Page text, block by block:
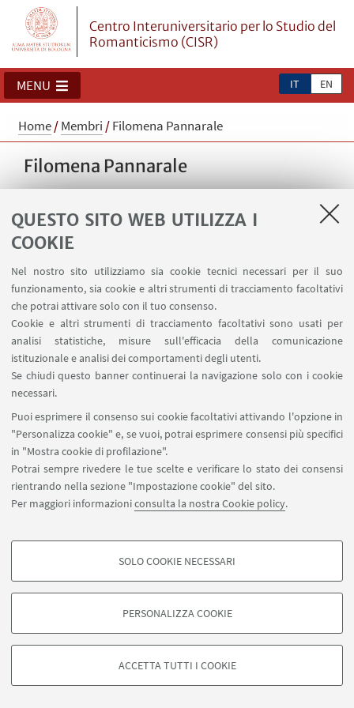
QUESTO SITO WEB UTILIZZA I
COOKIE
Nel nostro sito utilizziamo sia cookie tecnici necessari per il suo
funzionamento, sia cookie e altri strumenti di tracciamento facoltativi
che potrai attivare solo con il tuo consenso.
Cookie e altri strumenti di tracciamento facoltativi sono usati per
analisi statistiche, misure sull'efficacia della comunicazione
istituzionale e analisi dei comportamenti degli utenti.
Se chiudi questo banner continuerai la navigazione solo con i cookie
necessari.
Puoi esprimere il consenso sui cookie facoltativi attivando l'opzione in
"Personalizza cookie" e, se vuoi, potrai esprimere consensi più specifici
in "Mostra cookie di profilazione".
Potrai sempre rivedere le tue scelte e verificare lo stato dei consensi
rientrando nella sezione "Impostazione cookie" del sito.
Per maggiori informazioniconsulta la nostra Cookie policy.
COOKIE DI PROFILAZIONE - FACOLTATIVI
degli utenti, creare profili in base al loro comportamento sul sito, per analisi
di marketing.
Google/Youtube Video
SOLO COOKIE NECESSARI
PERSONALIZZA COOKIE
ACCETTA TUTTI I COOKIE
Centro Interuniversitario per lo Studio del
Romanticismo (CISR)
IT EN
MENU
Home/Membri /Filomena Pannarale
Filomena Pannarale
Email: filomena.pannarale@pec.it
Seguici su:
©Copyright 2026 - ALMA MATER STUDIORUM - Università di
Privacy- Note legali-Impostazioni Cookie